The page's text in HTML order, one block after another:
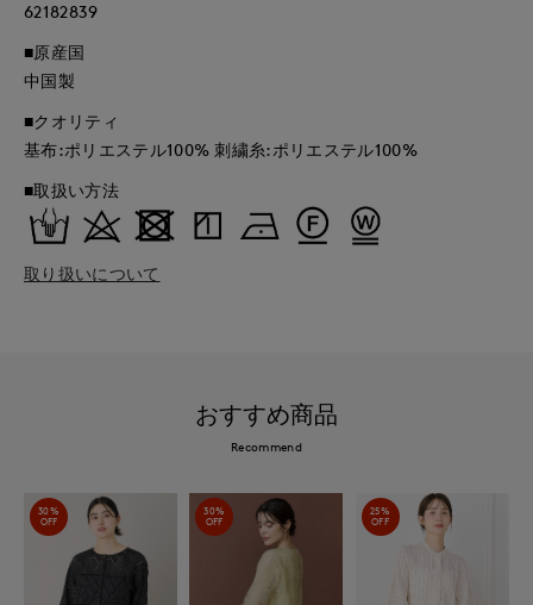
62182839
■原産国
中国製
■クオリティ
基布:ポリエステル100% 刺繍糸:ポリエステル100%
■取扱い方法
取り扱いについて
おすすめ商品
Recommend
30%
OFF
30%
OFF
25%
OFF